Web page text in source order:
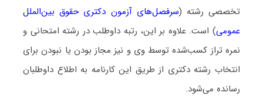
تخصصی رشته (سرفصل‌های آزمون دکتری حقوق بین‌الملل
عمومی) است. علاوه بر این، رتبه داوطلب در رشته امتحانی و
نمره تراز کسب‌شده توسط وی و نیز مجاز بودن یا نبودن برای
انتخاب رشته دکتری از طریق این کارنامه به اطلاع داوطلبان
رسانده می‌شود.